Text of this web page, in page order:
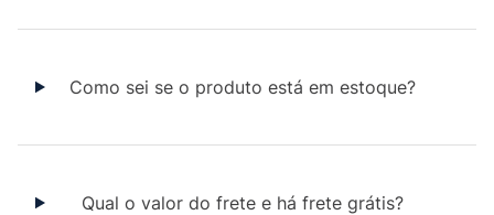
Como sei se o produto está em estoque?
Qual o valor do frete e há frete grátis?